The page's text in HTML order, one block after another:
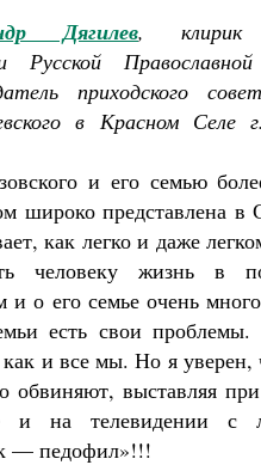
Дягилев, клирик
Русской
приходского
в Красном Селе
и его семью
широко представлена
как легко и даже
человеку жизнь в
и о его семье очень
есть свои проблемы.
и все мы. Но я уверен,
обвиняют, выставляя
и на телевидении с
— педофил»!!!